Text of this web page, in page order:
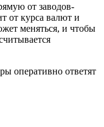
от заводов-
от курса валют и
меняться, и чтобы
оперативно ответят